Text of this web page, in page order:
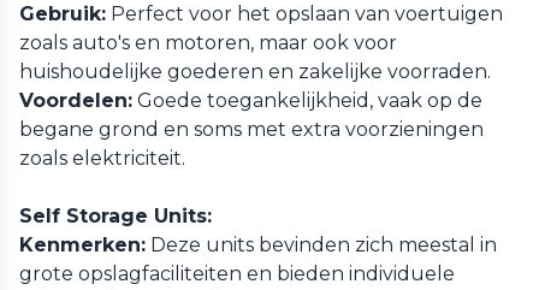
Gebruik: Perfect voor het opslaan van voertuigen
zoals auto's en motoren, maar ook voor
huishoudelijke goederen en zakelijke voorraden.
Voordelen: Goede toegankelijkheid, vaak op de
begane grond en soms met extra voorzieningen
zoals elektriciteit.
Self Storage Units:
Kenmerken: Deze units bevinden zich meestal in
grote opslagfaciliteiten en bieden individuele